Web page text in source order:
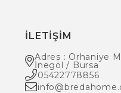
İLETİŞİM
Adres : Orhaniye
İnegöl / Bursa
05422778856